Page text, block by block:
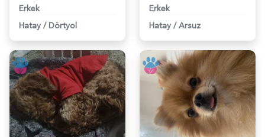
Erkek
Hatay / Dörtyol
Erkek
Hatay / Arsuz